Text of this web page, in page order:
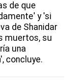
de que
y 'si
de Shanidar
muertos, su
una
concluye.